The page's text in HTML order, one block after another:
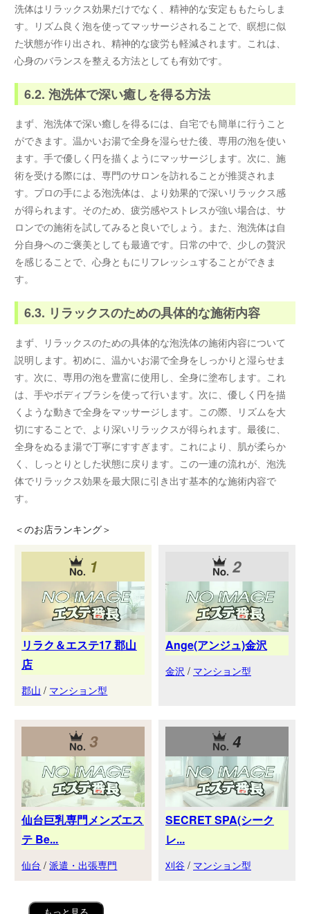
洗体はリラックス効果だけでなく、精神的な安定ももたらしま
す。リズム良く泡を使ってマッサージされることで、瞑想に似
た状態が作り出され、精神的な疲労も軽減されます。これは、
心身のバランスを整える方法としても有効です。
6.2. 泡洗体で深い癒しを得る方法
まず、泡洗体で深い癒しを得るには、自宅でも簡単に行うこと
ができます。温かいお湯で全身を湿らせた後、専用の泡を使い
ます。手で優しく円を描くようにマッサージします。次に、施
術を受ける際には、専門のサロンを訪れることが推奨されま
す。プロの手による泡洗体は、より効果的で深いリラックス感
が得られます。そのため、疲労感やストレスが強い場合は、サ
ロンでの施術を試してみると良いでしょう。また、泡洗体は自
分自身へのご褒美としても最適です。日常の中で、少しの贅沢
を感じることで、心身ともにリフレッシュすることができま
す。
6.3. リラックスのための具体的な施術内容
まず、リラックスのための具体的な泡洗体の施術内容について
説明します。初めに、温かいお湯で全身をしっかりと湿らせま
す。次に、専用の泡を豊富に使用し、全身に塗布します。これ
は、手やボディブラシを使って行います。次に、優しく円を描
くような動きで全身をマッサージします。この際、リズムを大
切にすることで、より深いリラックスが得られます。最後に、
全身をぬるま湯で丁寧にすすぎます。これにより、肌が柔らか
く、しっとりとした状態に戻ります。この一連の流れが、泡洗
体でリラックス効果を最大限に引き出す基本的な施術内容で
す。
＜のお店ランキング＞
1
リラク＆エステ17 郡山
店
郡山 / マンション型
2
Ange(アンジュ)金沢
金沢 / マンション型
3
仙台巨乳専門メンズエス
テ Be...
仙台 /派遣・出張専門
4
SECRET SPA(シーク
レ...
刈谷 / マンション型